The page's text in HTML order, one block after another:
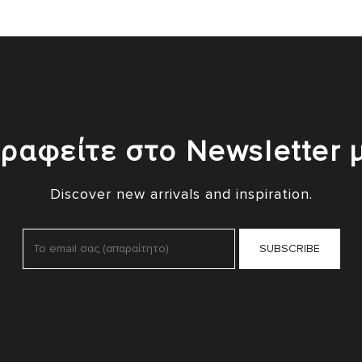
στο Newsletter
Discover new arrivals and inspiration.